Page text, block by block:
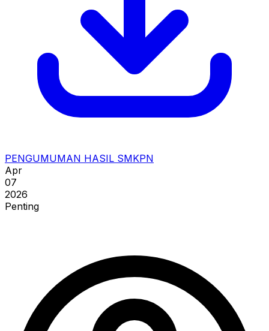
PENGUMUMAN HASIL SMKPN
Apr
07
2026
Penting